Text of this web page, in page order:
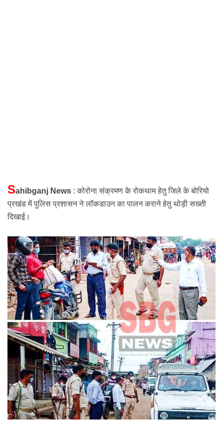
Sahibganj News : कोरोना संक्रमण के रोकथाम हेतु जिले के बोरियो
प्रखंड में पुलिस प्रशासन नेलॉकडाउनका पालन कराने हेतु थोड़ी सख्ती
दिखाई।